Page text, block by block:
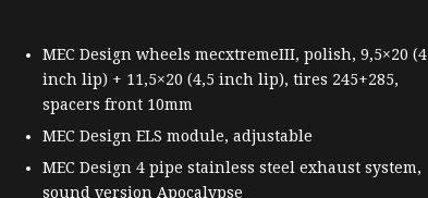
MEC Design wheels mecxtremeIII, polish, 9,5×20 (4
inch lip) + 11,5×20 (4,5 inch lip), tires 245+285,
spacers front 10mm
MEC Design ELS module, adjustable
MEC Design 4 pipe stainless steel exhaust system,
sound version Apocalypse